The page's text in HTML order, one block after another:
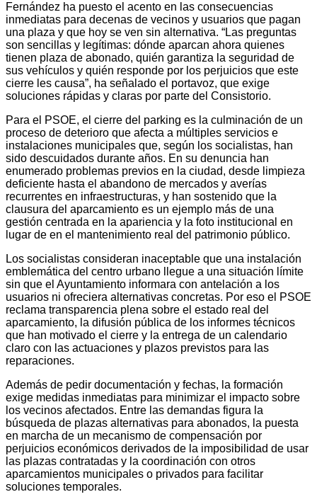
Fernández ha puesto el acento en las consecuencias
inmediatas para decenas de vecinos y usuarios que pagan
una plaza y que hoy se ven sin alternativa. “Las preguntas
son sencillas y legítimas: dónde aparcan ahora quienes
tienen plaza de abonado, quién garantiza la seguridad de
sus vehículos y quién responde por los perjuicios que este
cierre les causa”, ha señalado el portavoz, que exige
soluciones rápidas y claras por parte del Consistorio.
Para el PSOE, el cierre del parking es la culminación de un
proceso de deterioro que afecta a múltiples servicios e
instalaciones municipales que, según los socialistas, han
sido descuidados durante años. En su denuncia han
enumerado problemas previos en la ciudad, desde limpieza
deficiente hasta el abandono de mercados y averías
recurrentes en infraestructuras, y han sostenido que la
clausura del aparcamiento es un ejemplo más de una
gestión centrada en la apariencia y la foto institucional en
lugar de en el mantenimiento real del patrimonio público.
Los socialistas consideran inaceptable que una instalación
emblemática del centro urbano llegue a una situación límite
sin que el Ayuntamiento informara con antelación a los
usuarios ni ofreciera alternativas concretas. Por eso el PSOE
reclama transparencia plena sobre el estado real del
aparcamiento, la difusión pública de los informes técnicos
que han motivado el cierre y la entrega de un calendario
claro con las actuaciones y plazos previstos para las
reparaciones.
Además de pedir documentación y fechas, la formación
exige medidas inmediatas para minimizar el impacto sobre
los vecinos afectados. Entre las demandas figura la
búsqueda de plazas alternativas para abonados, la puesta
en marcha de un mecanismo de compensación por
perjuicios económicos derivados de la imposibilidad de usar
las plazas contratadas y la coordinación con otros
aparcamientos municipales o privados para facilitar
soluciones temporales.